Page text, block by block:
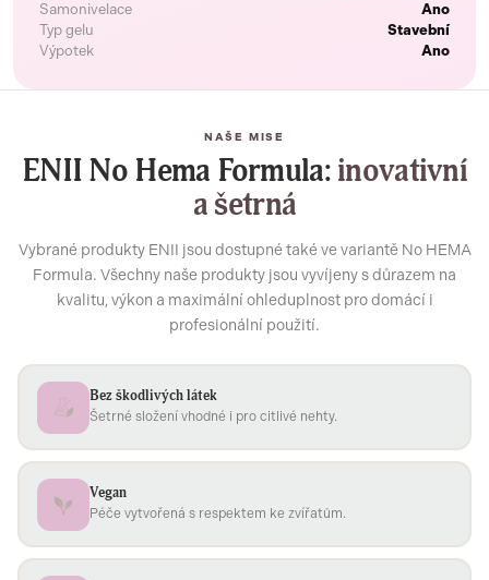
Samonivelace
Ano
Typ gelu
Stavební
Výpotek
Ano
NAŠE MISE
ENII No Hema Formula:inovativní
a šetrná
Vybrané produkty ENII jsou dostupné také ve variantě No HEMA
Formula. Všechny naše produkty jsou vyvíjeny s důrazem na
kvalitu, výkon a maximální ohleduplnost pro domácí i
profesionální použití.
Bez škodlivých látek
Šetrné složení vhodné i pro citlivé nehty.
Vegan
Péče vytvořená s respektem ke zvířatům.